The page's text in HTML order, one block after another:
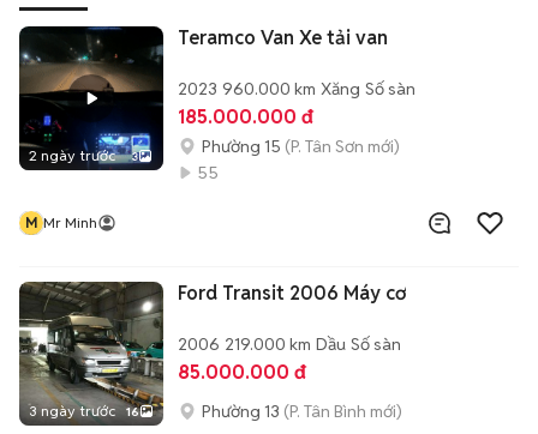
2 ngày trước 3
Teramco Van Xe tải van
2023 960.000 km Xăng Số sàn
185.000.000 đ
Phường 15 (P. Tân Sơn mới)
55
M Mr Minh
3 ngày trước 16
Ford Transit 2006 Máy cơ
2006 219.000 km Dầu Số sàn
85.000.000 đ
Phường 13 (P. Tân Bình mới)